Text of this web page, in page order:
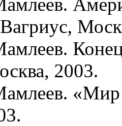
Вагриус,
Конец
2003.
«Мир